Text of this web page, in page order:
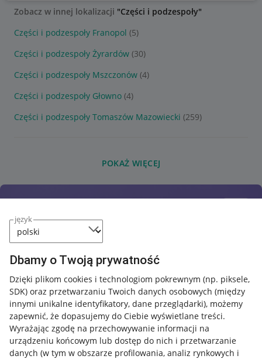
język
Dbamy o Twoją prywatność
Dzięki plikom cookies i technologiom pokrewnym (np. piksele,
SDK) oraz przetwarzaniu Twoich danych osobowych (między
innymi unikalne identyfikatory, dane przeglądarki), możemy
zapewnić, że dopasujemy do Ciebie wyświetlane treści.
Wyrażając zgodę na przechowywanie informacji na
urządzeniu końcowym lub dostęp do nich i przetwarzanie
danych (w tym w obszarze profilowania, analiz rynkowych i
Zobacz w innej lokalizacji "Części i podzespoły"
Części i podzespoły Franopol (5)
Części i podzespoły Żyrardów (30)
Części i podzespoły Mszczonów (4)
Części i podzespoły Głowno (4)
Części i podzespoły Tomaszów Mazowiecki (259)
POKAŻ WIĘCEJ